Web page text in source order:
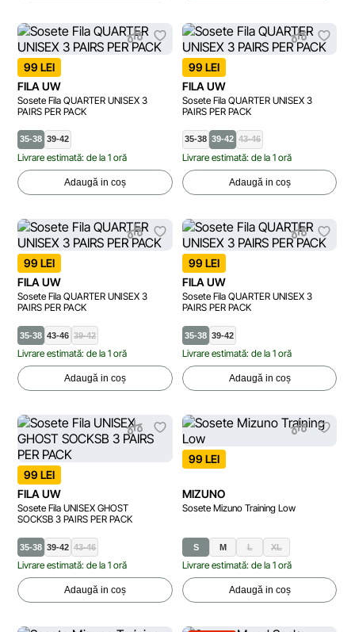
99 LEI
FILA UW
Sosete Fila QUARTER UNISEX 3
PAIRS PER PACK
35-38 39-42
Livrare estimată: de la 1 oră
Adaugă in coș
99 LEI
FILA UW
Sosete Fila QUARTER UNISEX 3
PAIRS PER PACK
35-38 39-42 43-46
Livrare estimată: de la 1 oră
Adaugă in coș
99 LEI
FILA UW
Sosete Fila QUARTER UNISEX 3
PAIRS PER PACK
35-38 43-46 39-42
Livrare estimată: de la 1 oră
Adaugă in coș
99 LEI
FILA UW
Sosete Fila QUARTER UNISEX 3
PAIRS PER PACK
35-38 39-42
Livrare estimată: de la 1 oră
Adaugă in coș
99 LEI
FILA UW
Sosete Fila UNISEX GHOST
SOCKSВ 3 PAIRS PER PACK
35-38 39-42 43-46
Livrare estimată: de la 1 oră
Adaugă in coș
99 LEI
MIZUNO
Sosete Mizuno Training Low
S M L XL
Livrare estimată: de la 1 oră
Adaugă in coș